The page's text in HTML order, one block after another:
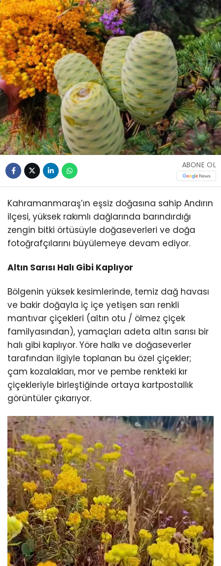
ABONE OL
Kahramanmaraş’ın eşsiz doğasına sahip Andırın
ilçesi, yüksek rakımlı dağlarında barındırdığı
zengin bitki örtüsüyle doğaseverleri ve doğa
fotoğrafçılarını büyülemeye devam ediyor.
Altın Sarısı Halı Gibi Kaplıyor
Bölgenin yüksek kesimlerinde, temiz dağ havası
ve bakir doğayla iç içe yetişen sarı renkli
mantıvar çiçekleri (altın otu / ölmez çiçek
familyasından), yamaçları adeta altın sarısı bir
halı gibi kaplıyor. Yöre halkı ve doğaseverler
tarafından ilgiyle toplanan bu özel çiçekler;
çam kozalakları, mor ve pembe renkteki kır
çiçekleriyle birleştiğinde ortaya kartpostallık
görüntüler çıkarıyor.